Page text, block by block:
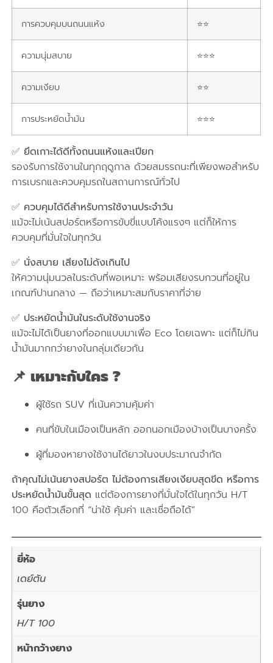
การควบคุมบนถนนแห้ง ⭐⭐
ความนุ่มสบาย ⭐⭐⭐
ความเงียบ ⭐⭐
การประหยัดน้ำมัน ⭐⭐⭐
✅ ยึดเกาะได้ดีทั้งถนนแห้งและเปียก
รองรับการใช้งานในทุกฤดูกาล ด้วยสมรรถนะที่เพียงพอสำหรับ
การเบรกและควบคุมรถในสถานการณ์ทั่วไป
✅ ควบคุมได้ดีสำหรับการใช้งานประจำวัน
แม้จะไม่เน้นสปอร์ตหรือการขับขี่แบบโค้งแรงๆ แต่ก็ให้การ
ควบคุมที่มั่นใจในทุกวัน
✅ นั่งสบาย เสียงไม่ดังเกินไป
ให้ความนุ่มนวลในระดับที่พอเหมาะ พร้อมเสียงรบกวนที่อยู่ใน
เกณฑ์ปานกลาง — ถือว่าเหมาะสมกับราคาที่จ่าย
✅ ประหยัดน้ำมันในระดับใช้งานจริง
แม้จะไม่ได้เป็นยางที่ออกแบบมาเพื่อ Eco โดยเฉพาะ แต่ก็ไม่กิน
น้ำมันมากกว่ายางในกลุ่มเดียวกัน
📌 เหมาะกับใคร ?
ผู้ใช้รถ SUV ที่เน้นความคุ้มค่า
คนที่ขับในเมืองเป็นหลัก ออกนอกเมืองบ้างเป็นบางครั้ง
ผู้ที่มองหายางใช้งานได้ยาวในงบประมาณจำกัด
ถ้าคุณไม่เน้นยางสปอร์ต ไม่ต้องการเสียงเงียบสุดขีด หรือการ
ประหยัดน้ำมันขั้นสุด แต่ต้องการยางที่มั่นใจได้ในทุกวัน H/T
100 คือตัวเลือกที่ “น่าใช้ คุ้มค่า และเชื่อถือได้”
ยี่ห้อ
เดย์ตัน
รุ่นยาง
H/T 100
หน้ากว้างยาง